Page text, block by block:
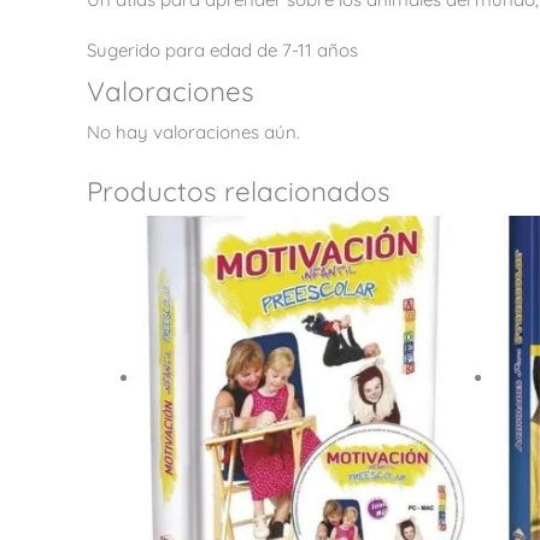
Sugerido para edad de 7-11 años
Valoraciones
No hay valoraciones aún.
Productos relacionados